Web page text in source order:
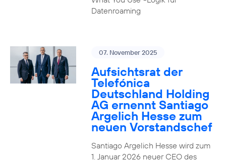
Datenroaming
07. November 2025
Aufsichtsrat der
Telefónica
Deutschland Holding
AG ernennt Santiago
Argelich Hesse zum
neuen Vorstandschef
Santiago Argelich Hesse wird zum
1. Januar 2026 neuer CEO des